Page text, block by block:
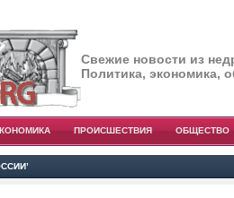
Свежие новости из
Политика, экономика,
ПРОИСШЕСТВИЯ ОБЩЕСТВО